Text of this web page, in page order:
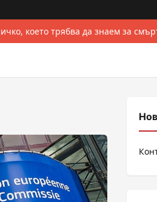
което трябва да знаем за